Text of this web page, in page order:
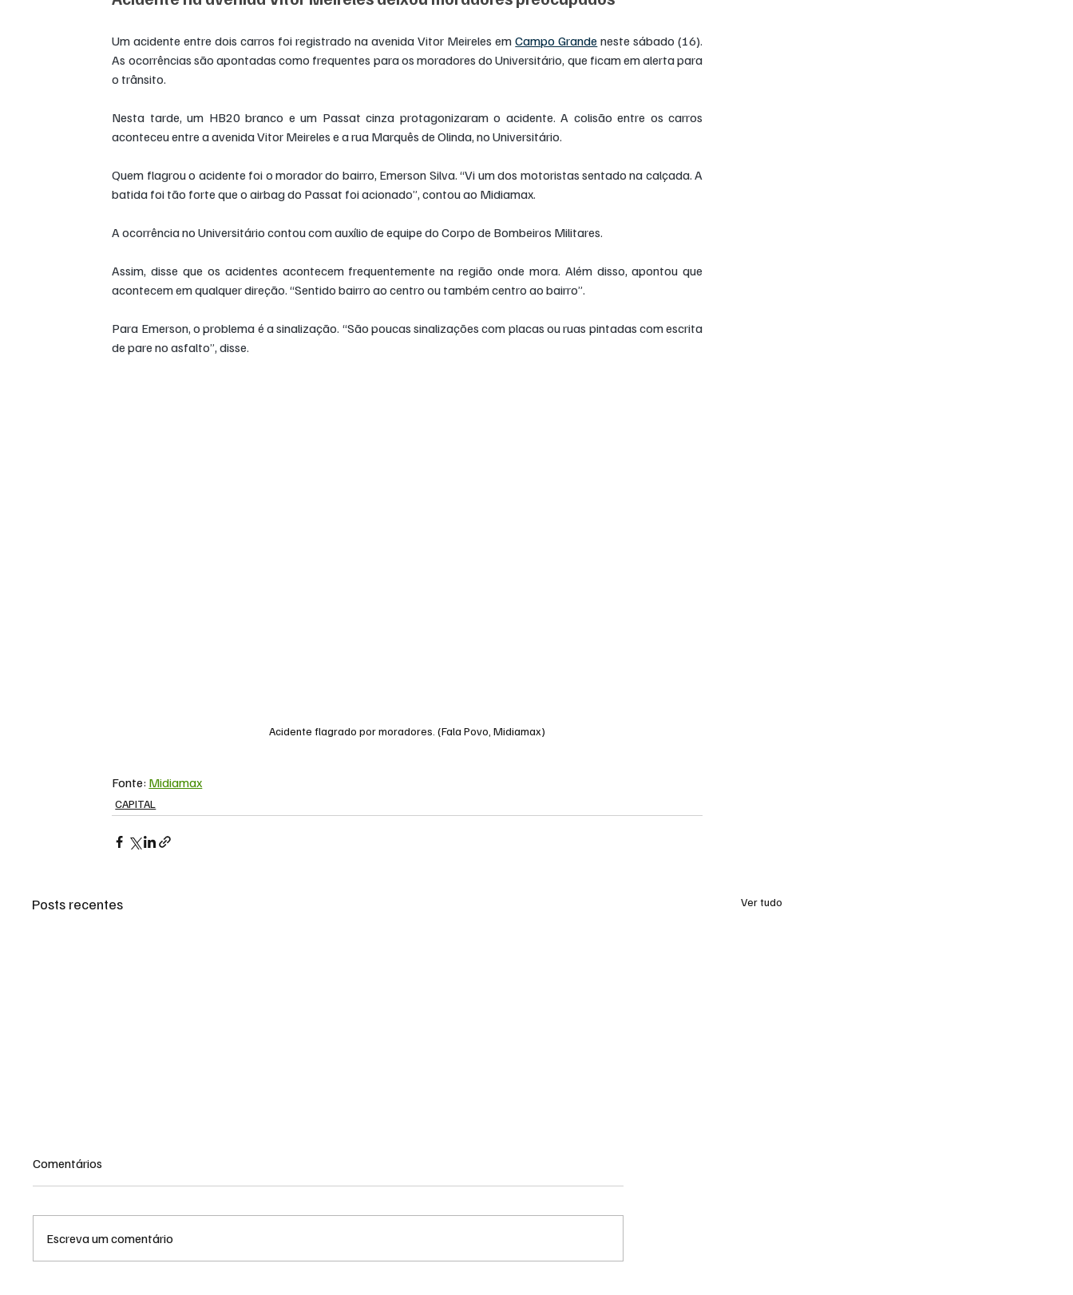
Um acidente entre dois carros foi registrado na avenida Vitor Meireles em Campo Grande neste sábado (16).
As ocorrências são apontadas como frequentes para os moradores do Universitário, que ficam em alerta para
o trânsito.
Nesta tarde, um HB20 branco e um Passat cinza protagonizaram o acidente. A colisão entre os carros
aconteceu entre a avenida Vitor Meireles e a rua Marquês de Olinda, no Universitário.
Quem flagrou o acidente foi o morador do bairro, Emerson Silva. “Vi um dos motoristas sentado na calçada. A
batida foi tão forte que o airbag do Passat foi acionado”, contou ao Midiamax.
A ocorrência no Universitário contou com auxílio de equipe do Corpo de Bombeiros Militares.
Assim, disse que os acidentes acontecem frequentemente na região onde mora. Além disso, apontou que
acontecem em qualquer direção. “Sentido bairro ao centro ou também centro ao bairro”.
Para Emerson, o problema é a sinalização. “São poucas sinalizações com placas ou ruas pintadas com escrita
de pare no asfalto”, disse.
Acidente flagrado por moradores. (Fala Povo, Midiamax)
Fonte: Midiamax
CAPITAL
Posts recentes Ver tudo
Comentários
Escreva um comentário